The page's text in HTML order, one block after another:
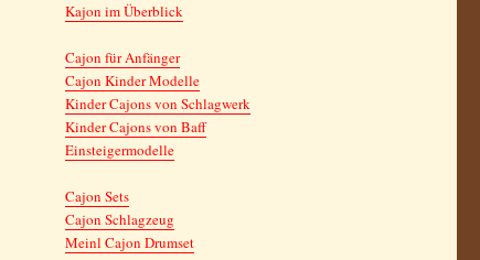
Kajon im Überblick
Cajon für Anfänger
Cajon Kinder Modelle
Kinder Cajons von Schlagwerk
Kinder Cajons von Baff
Einsteigermodelle
Cajon Sets
Cajon Schlagzeug
Meinl Cajon Drumset